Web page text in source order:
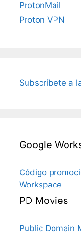
ProtonMail
Proton VPN
Subscríbete a
Google
Código
Workspace
PD Movies
Public Domain